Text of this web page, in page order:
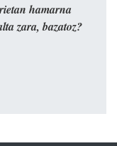
hamarna
zara, bazatoz?